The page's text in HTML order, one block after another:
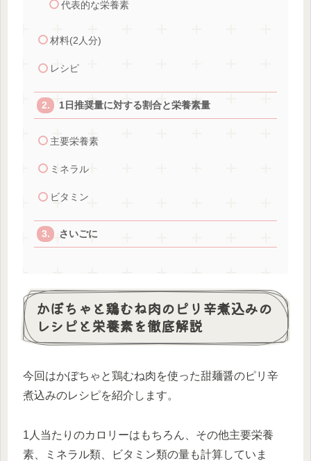
代表的な栄養素
材料(2人分)
レシピ
1日推奨量に対する割合と栄養素量
主要栄養素
ミネラル
ビタミン
さいごに
かぼちゃと鶏むね肉のピリ辛煮込みの
レシピと栄養素を徹底解説
今回はかぼちゃと鶏むね肉を使った甜麺醤のピリ辛
煮込みのレシピを紹介します。
1人当たりのカロリーはもちろん、その他主要栄養
素、ミネラル類、ビタミン類の量も計算していま